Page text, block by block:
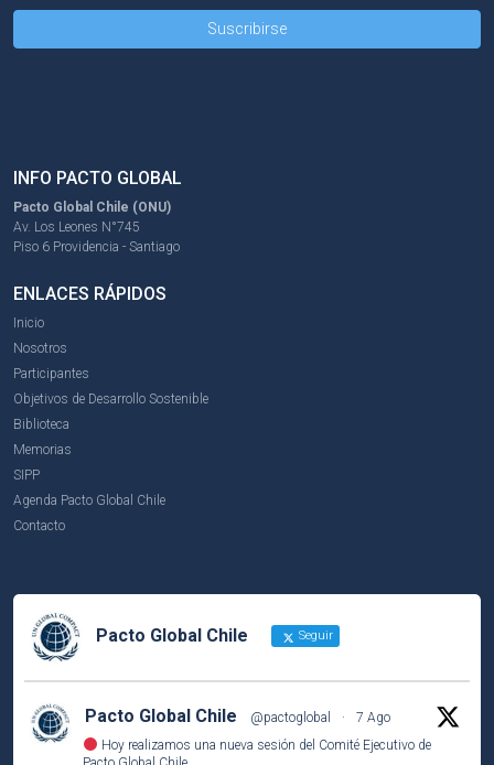
INFO PACTO GLOBAL
Pacto Global Chile (ONU)
Av. Los Leones N°745
Piso 6 Providencia - Santiago
ENLACES RÁPIDOS
Inicio
Nosotros
Participantes
Objetivos de Desarrollo Sostenible
Biblioteca
Memorias
SIPP
Agenda Pacto Global Chile
Contacto
Pacto Global Chile Seguir
Pacto Global Chile @pactoglobal ·
7 Ago
Hoy realizamos una nueva sesión del Comité Ejecutivo de